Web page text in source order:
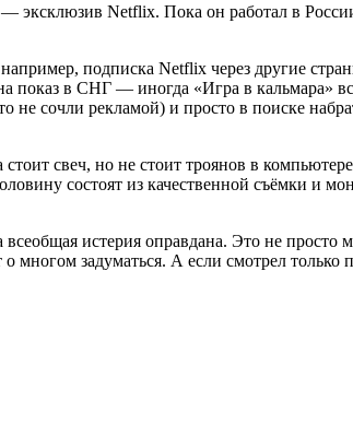
эксклюзив Netflix. Пока он работал в
подписка Netflix через другие
показ в СНГ — иногда «Игра в кальмара»
сочли рекламой) и просто в поиске
свеч, но не стоит троянов в
состоят из качественной съёмки и
истерия оправдана. Это не
многом задуматься. А если смотрел